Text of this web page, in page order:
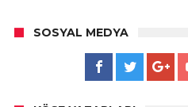
SOSYAL MEDYA